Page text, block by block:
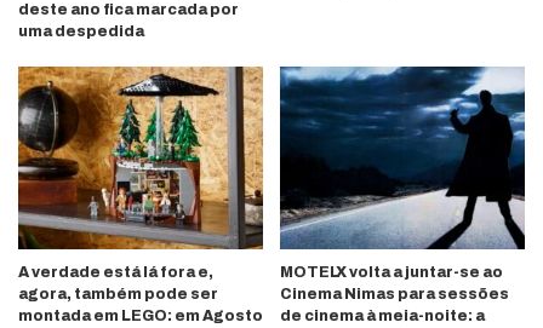
deste ano fica marcada por
uma despedida
A verdade está lá fora e,
agora, também pode ser
montada em LEGO: em Agosto
MOTELX volta a juntar-se ao
Cinema Nimas para sessões
de cinema à meia-noite: a